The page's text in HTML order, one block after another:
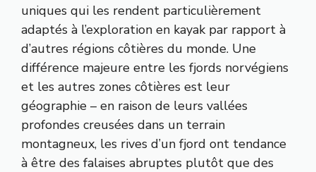
uniques qui les rendent particulièrement
adaptés à l’exploration en kayak par rapport à
d’autres régions côtières du monde. Une
différence majeure entre les fjords norvégiens
et les autres zones côtières est leur
géographie – en raison de leurs vallées
profondes creusées dans un terrain
montagneux, les rives d’un fjord ont tendance
à être des falaises abruptes plutôt que des